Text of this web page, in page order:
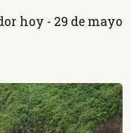
hoy - 29 de mayo